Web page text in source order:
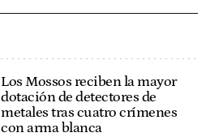
Los Mossos reciben la mayor
dotación de detectores de
metales tras cuatro crímenes
con arma blanca